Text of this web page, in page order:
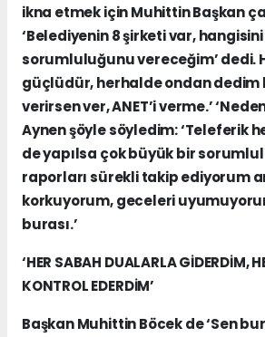
ikna etmek için Muhittin Başkan
‘Belediyenin 8 şirketi var,
sorumluluğunu vereceğim’ dedi.
güçlüdür, herhalde ondan dedim
verirsen ver, ANET’i verme.’
Aynen şöyle söyledim: ‘Teleferik
de yapılsa çok büyük bir
raporları sürekli takip ediyorum
korkuyorum, geceleri
burası.’
‘HER SABAH DUALARLA GİDERDİM,
KONTROL EDERDİM’
Başkan Muhittin Böcek de ‘Sen